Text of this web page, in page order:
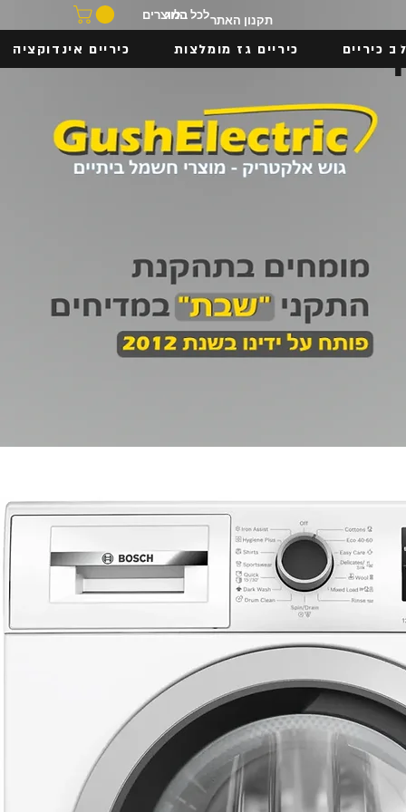
בלוג
לכל המוצרים
כיריים כיריים גז מומלצות כיריים אינדוקציה
תקנון האתר